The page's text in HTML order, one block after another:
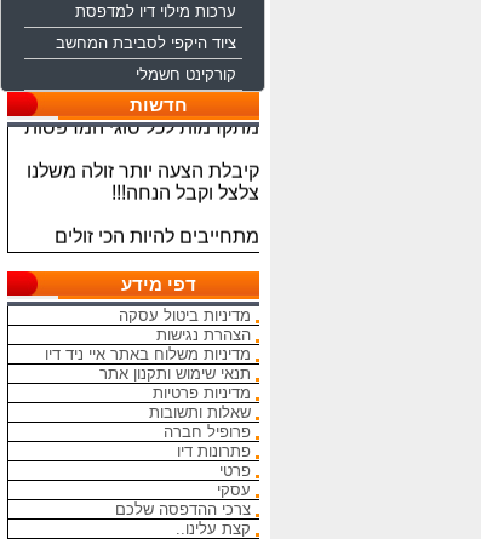
ערכות מילוי דיו למדפסת
ציוד היקפי לסביבת המחשב
קורקינט חשמלי
חדשות
ברוכים הבאים לחברת איי ניד
דיו משווקת טכנולוגיות דיו
מתקדמות לכל סוגי המדפסות
צלצל וקבל הנחה!!!
בארץ בראשי הדיו והטונרים
התואמים, יש אפשרות למשלוח
מהיום להיום
המחירים באתר אינם סופיים,יש
הנחה על קניה כמותית פרטים
במרכז ההזמנות
מאמינים אך ורק ביחס אישי
הוגן ובהקשבה
ללקוחות.בזכותכם הצלחתנו
בכל שאלה עניין והתלבטות אין
סיבה להסס - בשביל זה אנחנו
דפי מידע
מדיניות ביטול עסקה
הצהרת נגישות
מדיניות משלוח באתר איי ניד דיו
תנאי שימוש ותקנון אתר
מדיניות פרטיות
שאלות ותשובות
פרופיל חברה
פתרונות דיו
פרטי
עסקי
צרכי ההדפסה שלכם
קצת עלינו..